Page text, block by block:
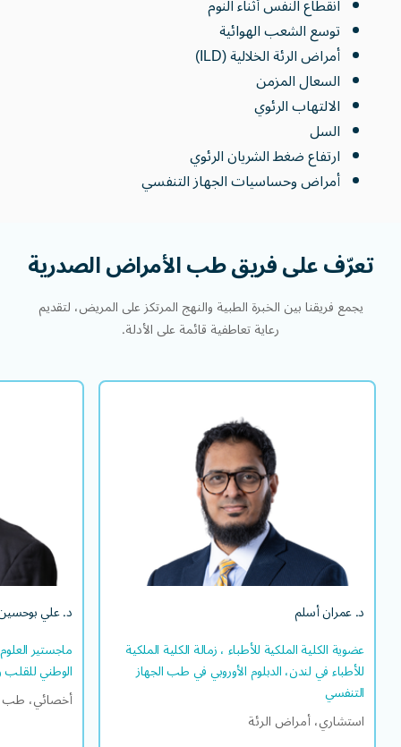
توسع الشعب الهوائية
أمراض الرئة الخلالية (ILD)
السعال المزمن
الالتهاب الرئوي
السل
ارتفاع ضغط الشريان الرئوي
أمراض وحساسيات الجهاز التنفسي
تعرّفعلىفريقطبالأمراضالصدرية
يجمع فريقنا بين الخبرة الطبية والنهج المرتكز على المريض، لتقديم
رعاية تعاطفية قائمة على الأدلة.
د. عمران أسلم
عضوية الكلية الملكية للأطباء ، زمالة الكلية الملكية
للأطباء في لندن، الدبلوم الأوروبي في طب الجهاز
التنفسي​
استشاري، أمراض الرئة
عضوية الكلية الملكية للأطباء ، زمالة الكلية الملكية
للأطباء في لندن، الدبلوم الأوروبي في طب الجهاز
استشاري، أمراض الرئة
اللغة/اللغات التي يتقنها EN UR
د. علي
ماجستير
الوطني للقلب
أخصائي، طب
EN AR